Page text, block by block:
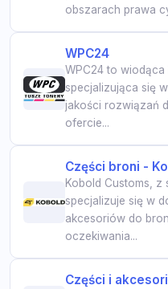
obszarach prawa
WPC24
WPC24 to
specjalizująca się
jakości rozwiązań
ofercie...
Części broni -
Kobold Customs, z
specjalizuje się w
akcesoriów do
oczekiwania...
Części i